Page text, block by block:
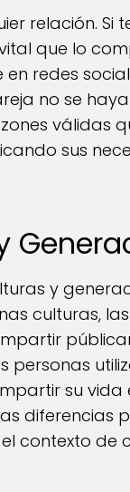
relación.
que lo
redes
no se
válidas
sus
y
culturas,
personas
su
contexto